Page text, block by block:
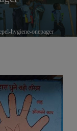
hygiene-onepager